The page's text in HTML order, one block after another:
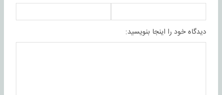
دیدگاه خود را اینجا بنویسید: